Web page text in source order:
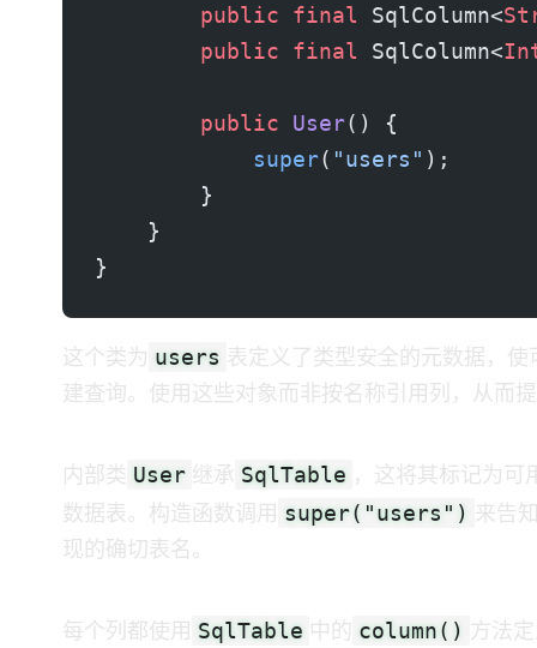
        public
final SqlColumn<
        public
final SqlColumn<
        public
User() {
            super
( "users" );
        }
    }
}
这个类为 users 表定义了类型安全的元数据，使 MyBatis
建查询。DSL 使用这些 Java 对象而非按名称引用列，从而
内部类 User 继承 SqlTable ，这将其标记为可
数据表。构造函数调用 super("users") 来告知
现的确切表名。
每个列都使用 SqlTable 中的 column() 方法定